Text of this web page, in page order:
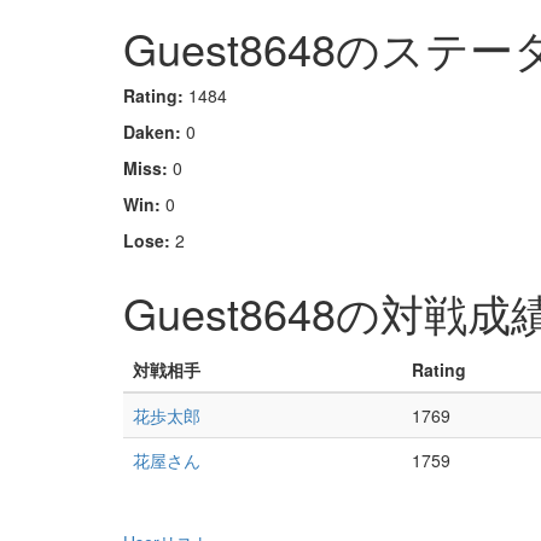
Guest8648のステー
Rating: 1484
Daken: 0
Miss: 0
Win: 0
Lose: 2
Guest8648の対戦成
対戦相手 Rating
花歩太郎
1769
花屋さん
1759